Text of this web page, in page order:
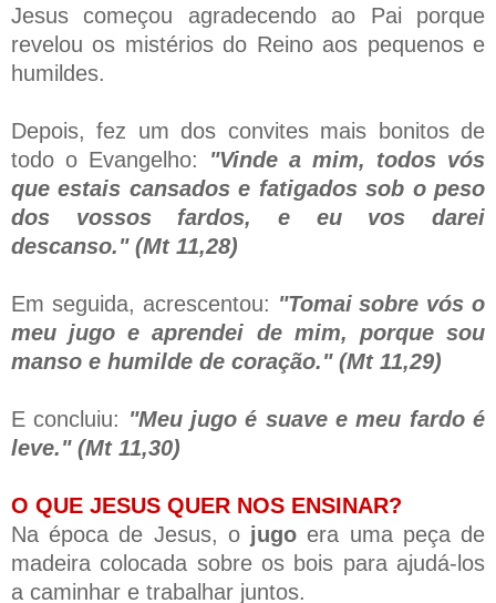
Jesus começou agradecendo ao Pai porque
revelou os mistérios do Reino aos pequenos e
humildes.
Depois, fez um dos convites mais bonitos de
todo o Evangelho: "Vinde a mim, todos vós
que estais cansados e fatigados sob o peso
dos vossos fardos, e eu vos darei
descanso." (Mt 11,28)
Em seguida, acrescentou: "Tomai sobre vós o
meu jugo e aprendei de mim, porque sou
manso e humilde de coração." (Mt 11,29)
E concluiu: "Meu jugo é suave e meu fardo é
leve." (Mt 11,30)
O QUE JESUS QUER NOS ENSINAR?
Na época de Jesus, o jugo era uma peça de
madeira colocada sobre os bois para ajudá-los
a caminhar e trabalhar juntos.